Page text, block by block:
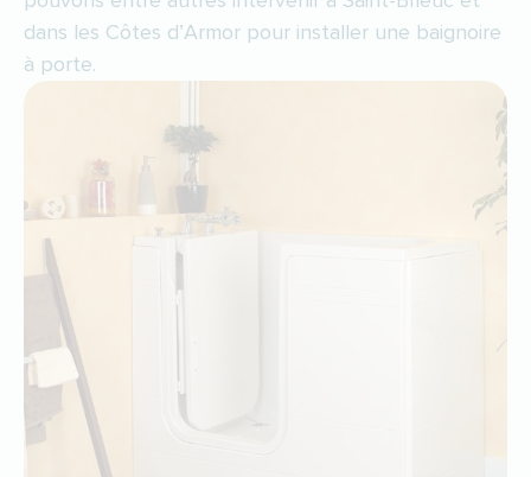
dans les Côtes d’Armor pour installer une baignoire
à porte.